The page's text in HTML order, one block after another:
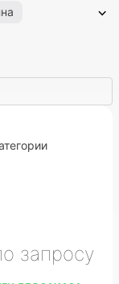
Канатные
запросу